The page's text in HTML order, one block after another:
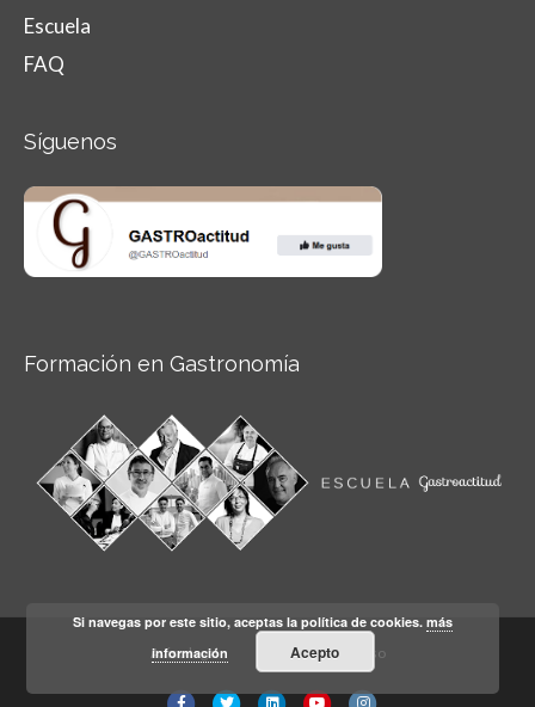
Escuela
FAQ
Síguenos
Formación en Gastronomía
Aviso legal Condiciones de Uso
FacebookTwitterLinkedinYoutubeInstagram
Si navegas por este sitio, aceptas la política de cookies.más
información
Acepto